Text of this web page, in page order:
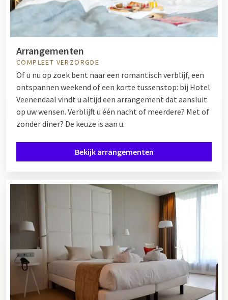
Arrangementen
COMPLEET VERZORGDE
Of u nu op zoek bent naar een romantisch verblijf, een
ontspannen weekend of een korte tussenstop: bij Hotel
Veenendaal vindt u altijd een arrangement dat aansluit
op uw wensen. Verblijft u één nacht of meerdere? Met of
zonder diner? De keuze is aan u.
Bekijk arrangementen